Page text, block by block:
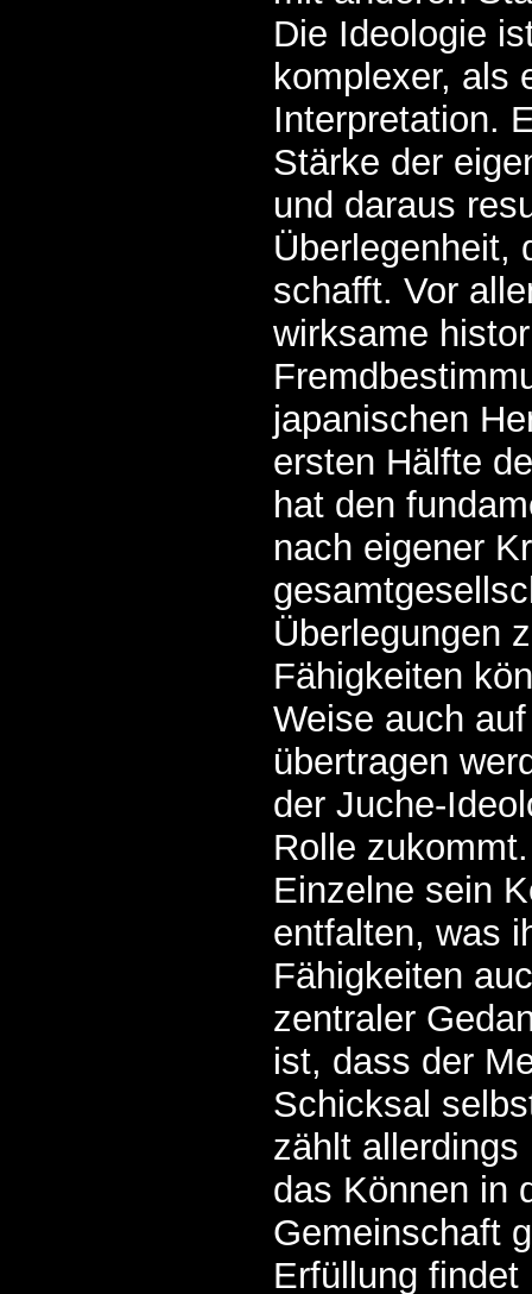
Die Ideologie
komplexer, als
Interpretation.
Stärke der
und daraus
Überlegenheit,
schafft. Vor
wirksame
japanischen
ersten Hälfte
hat den
nach eigener
Überlegungen
Fähigkeiten
Weise auch
übertragen
der Juche-
Rolle
Einzelne sein
entfalten, was
Fähigkeiten
zentraler
ist, dass der
Schicksal
zählt
das Können in
Gemeinschaft
Erfüllung